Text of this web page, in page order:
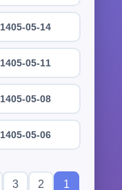
1405-05-14
1405-05-11
1405-05-08
1405-05-06
1
2
3